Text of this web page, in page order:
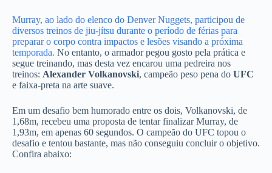
Murray, ao lado do elenco do Denver Nuggets, participou de
diversos treinos de jiu-jítsu durante o período de férias para
preparar o corpo contra impactos e lesões visando a próxima
temporada. No entanto, o armador pegou gosto pela prática e
segue treinando, mas desta vez encarou uma pedreira nos
treinos: Alexander Volkanovski, campeão peso pena do UFC
e faixa-preta na arte suave.
Em um desafio bem humorado entre os dois, Volkanovski, de
1,68m, recebeu uma proposta de tentar finalizar Murray, de
1,93m, em apenas 60 segundos. O campeão do UFC topou o
desafio e tentou bastante, mas não conseguiu concluir o objetivo.
Confira abaixo: